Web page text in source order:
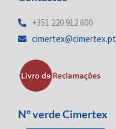
d
n
i
n
o
k
g
a
+351 220 912 600
cimertex@cimertex.pt
Nº verde Cimertex